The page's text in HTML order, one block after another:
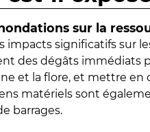
sur la
impacts significatifs sur
des dégâts immédiats
et la flore, et mettre en
matériels sont
barrages.